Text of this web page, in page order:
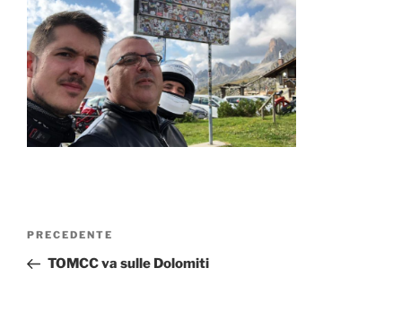
Navigazione
Articolo
precedente:
PRECEDENTE
TOMCC va sulle Dolomiti